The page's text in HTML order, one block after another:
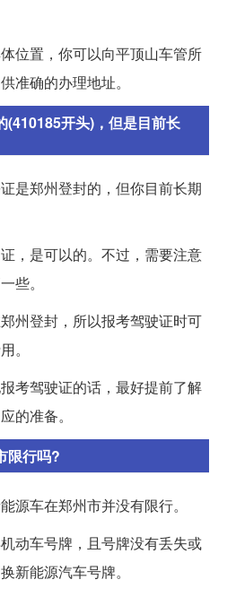
位置，你可以向平顶山车管所
准确的办理地址。
(410185开头)，但是目前长
是郑州登封的，但你目前长期
，是可以的。不过，需要注意
些。
州登封，所以报考驾驶证时可
。
考驾驶证的话，最好提前了解
的准备。
限行吗?
源车在郑州市并没有限行。
动车号牌，且号牌没有丢失或
新能源汽车号牌。